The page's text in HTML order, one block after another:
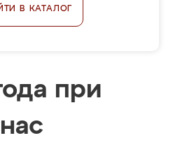
В КАТАЛОГ
при